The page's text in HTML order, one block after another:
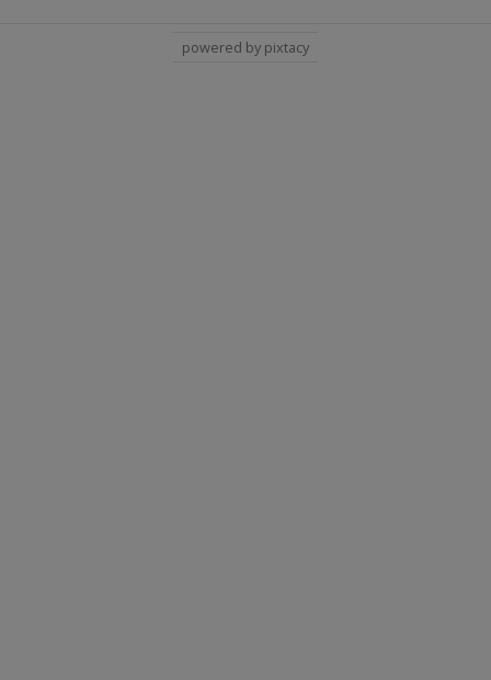
powered by pixtacy